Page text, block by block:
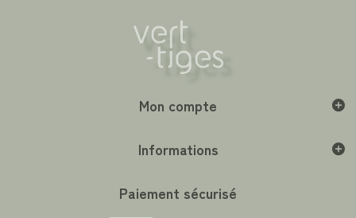
Mon compte
Informations
Paiement sécurisé